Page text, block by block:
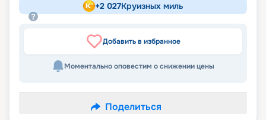
+2 027Круизных миль
Добавить в избранное
Моментально оповестим о снижении цены
Поделиться